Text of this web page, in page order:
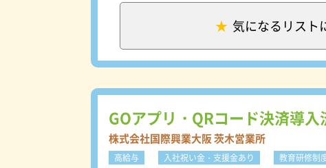
配車依頼が入ります！その
＝給与を確保する事が出来
が上がっています。 ＜QRコード決済導入＞ 全車両QRコード・電子決済に対応していま
す。支払がスムーズであり、
車効率UP、売り上げUPにも繋がっています！ ＜自動日
乗降の度にドライバーが日報
ライブレコーダー、防犯カ
イバーの安全環境を整える為に最新シス
ごせる＞ タクシードライバ
ます！明けの日と公休を組み
気になるリスト
GOアプリ・QRコード決済導
株式会社国際興業大阪 茨木営業所
高給与 入社祝い金・支援金あり 教育研修制